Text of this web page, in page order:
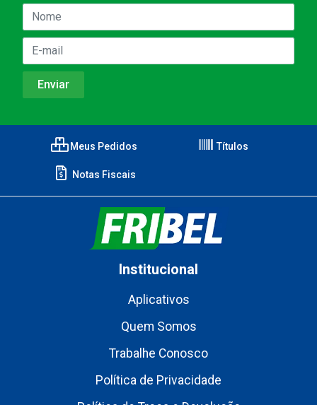
Meus Pedidos Títulos
Notas Fiscais
Institucional
Aplicativos
Quem Somos
Trabalhe Conosco
Política de Privacidade